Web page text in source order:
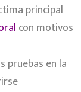
principal
con motivos
pruebas en la